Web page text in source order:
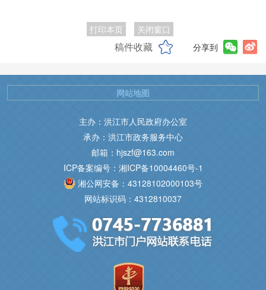
打印本页 关闭窗口
稿件收藏 分享到
主办：洪江市人民政府办公室
承办：洪江市政务服务中心
邮箱：hjszf@163.com
ICP备案编号：湘ICP备10004460号-1
湘公网安备：43128102000103号
网站标识码：4312810037
网站地图